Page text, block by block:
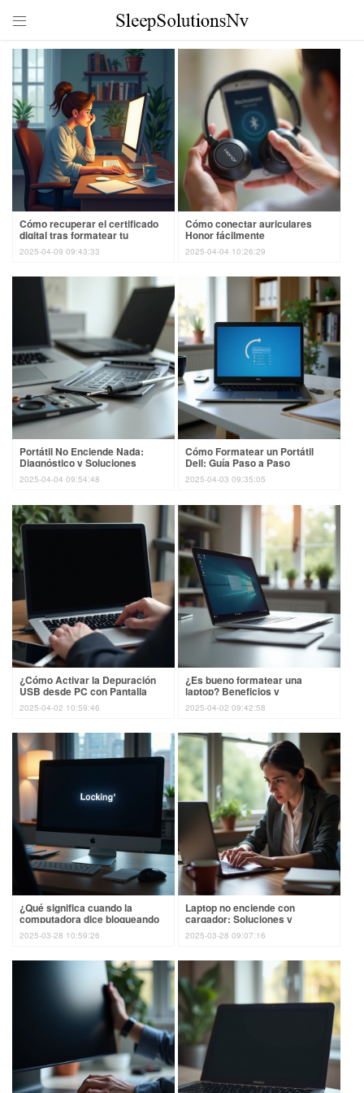

Cómo recuperar el certificado
digital tras formatear tu
ordenador
2025-04-09 09:43:33
Cómo conectar auriculares
Honor fácilmente
2025-04-04 10:26:29
Portátil No Enciende Nada:
Diagnóstico y Soluciones
2025-04-04 09:54:48
Cómo Formatear un Portátil
Dell: Guía Paso a Paso
2025-04-03 09:35:05
¿Cómo Activar la Depuración
USB desde PC con Pantalla
Negra?
2025-04-02 10:59:46
¿Es bueno formatear una
laptop? Beneficios y
Desventajas
2025-04-02 09:42:58
¿Qué significa cuando la
computadora dice bloqueando
y se apaga?
2025-03-28 10:59:26
Laptop no enciende con
cargador: Soluciones y
recomendaciones
2025-03-28 09:07:16